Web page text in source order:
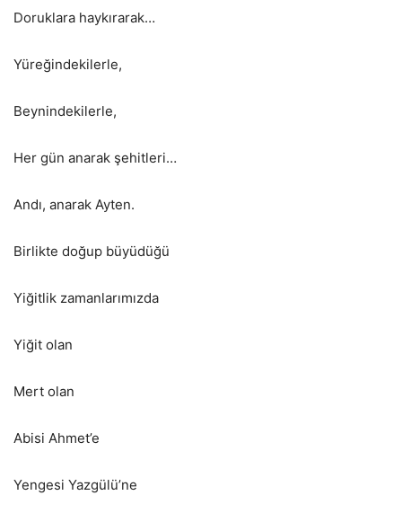
Doruklara haykırarak…
Yüreğindekilerle,
Beynindekilerle,
Her gün anarak şehitleri…
Andı, anarak Ayten.
Birlikte doğup büyüdüğü
Yiğitlik zamanlarımızda
Yiğit olan
Mert olan
Abisi Ahmet’e
Yengesi Yazgülü’ne